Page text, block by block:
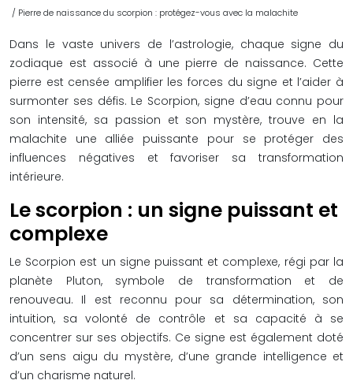
/ Pierre de naissance du scorpion : protégez-vous avec la malachite
Dans le vaste univers de l’astrologie, chaque signe du
zodiaque est associé à une pierre de naissance. Cette
pierre est censée amplifier les forces du signe et l’aider à
surmonter ses défis. Le Scorpion, signe d’eau connu pour
son intensité, sa passion et son mystère, trouve en la
malachite une alliée puissante pour se protéger des
influences négatives et favoriser sa transformation
intérieure.
Le scorpion : un signe puissant et
complexe
Le Scorpion est un signe puissant et complexe, régi par la
planète Pluton, symbole de transformation et de
renouveau. Il est reconnu pour sa détermination, son
intuition, sa volonté de contrôle et sa capacité à se
concentrer sur ses objectifs. Ce signe est également doté
d’un sens aigu du mystère, d’une grande intelligence et
d’un charisme naturel.